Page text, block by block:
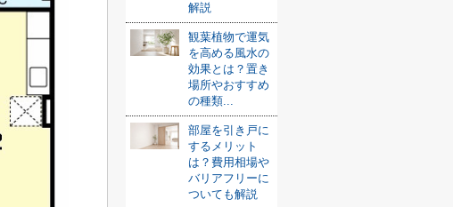
解説
観葉植物で運気
を高める風水の
効果とは？置き
場所やおすすめ
の種類...
部屋を引き戸に
するメリット
は？費用相場や
バリアフリーに
ついても解説